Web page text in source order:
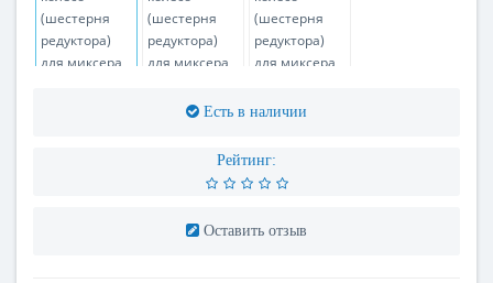
Есть в наличии
Рейтинг:
Оставить отзыв